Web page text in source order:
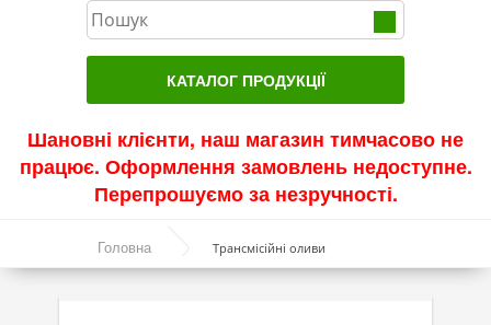
КАТАЛОГ ПРОДУКЦІЇ
Актуальні продукти
Акції
Моторні оливи
Шановні клієнти, наш магазин тимчасово не
працює. Оформлення замовлень недоступне.
Перепрошуємо за незручності.
Головна Трансмісійні оливи